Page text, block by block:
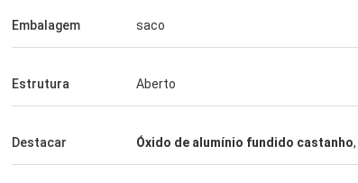
trabalhamos. Esperamos continuar a
Embalagem saco
Estrutura Aberto
Destacar Óxido de alumínio fundido castanho,